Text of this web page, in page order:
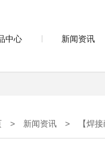
中心 新闻资讯
> 新闻资讯 > 【焊接耐候钢